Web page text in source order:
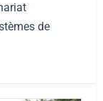
de